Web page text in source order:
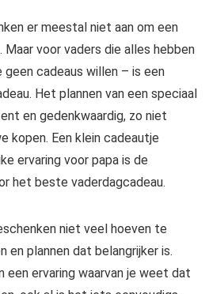
er meestal niet aan om een
Maar voor vaders die alles hebben
geen cadeaus willen – is een
Het plannen van een speciaal
en gedenkwaardig, zo niet
kopen. Een klein cadeautje
ervaring voor papa is de
het beste vaderdagcadeau.
niet veel hoeven te
en plannen dat belangrijker is.
een ervaring waarvan je weet dat